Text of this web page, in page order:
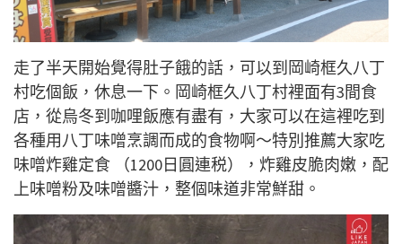
走了半天開始覺得肚子餓的話，可以到岡崎框久八丁
村吃個飯，休息一下。岡崎框久八丁村裡面有3間食
店，從烏冬到咖哩飯應有盡有，大家可以在這裡吃到
各種用八丁味噌烹調而成的食物啊～特別推薦大家吃
味噌炸雞定食 （1200日圓連税），炸雞皮脆肉嫩，配
上味噌粉及味噌醬汁，整個味道非常鮮甜。